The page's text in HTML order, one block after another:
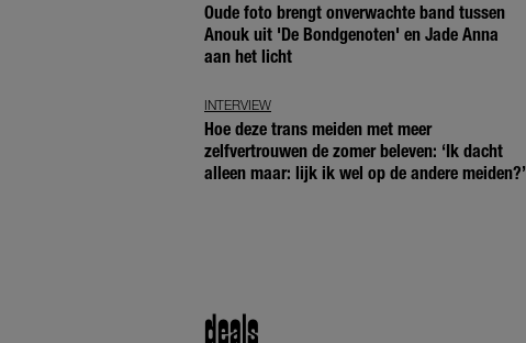
Oude foto brengt onverwachte band tussen
Anouk uit 'De Bondgenoten' en Jade Anna
aan het licht
INTERVIEW
Hoe deze trans meiden met meer
zelfvertrouwen de zomer beleven: ‘Ik dacht
alleen maar: lijk ik wel op de andere meiden?’